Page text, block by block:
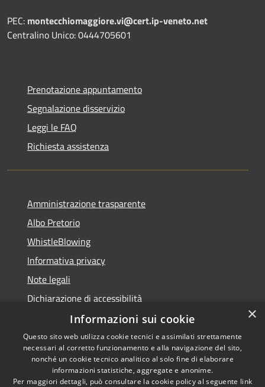
PEC: montecchiomaggiore.vi@cert.ip-veneto.net
Centralino Unico: 0444705601
Prenotazione appuntamento
Segnalazione disservizio
Leggi le FAQ
Richiesta assistenza
Amministrazione trasparente
Albo Pretorio
WhistleBlowing
Informativa privacy
Note legali
Dichiarazione di accessibilità
Accessibilità
Copyright © 2026 • Città di
Montecchio Maggiore •
×
Informazioni sui cookie
Questo sito web utilizza cookie tecnici e assimilati strettamente
necessari al corretto funzionamento e alla navigazione del sito,
nonché un cookie tecnico analitico al solo fine di elaborare
informazioni statistiche, aggregate e anonime.
Per maggiori dettagli, può consultare la cookie policy al seguente link